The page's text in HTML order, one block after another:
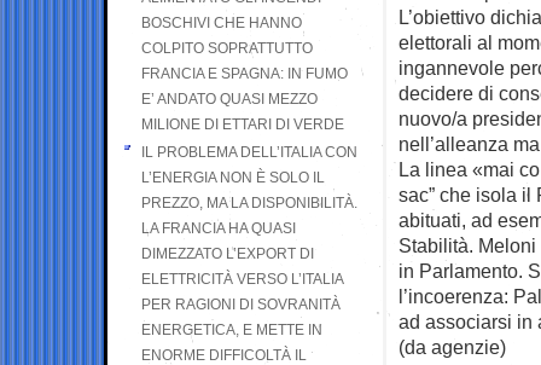
L’obiettivo
elettorali al
ingannevole
decidere di
nuovo/a
nell’alleanza
La linea «mai
sac” che isola il
abituati, ad
Stabilità.
in Parlamento.
l’incoerenza:
ad associarsi in
(da agenzie)
BOSCHIVI CHE HANNO
COLPITO SOPRATTUTTO
FRANCIA E SPAGNA: IN FUMO
E’ ANDATO QUASI MEZZO
MILIONE DI ETTARI DI VERDE
IL PROBLEMA DELL’ITALIA CON
L’ENERGIA NON È SOLO IL
PREZZO, MA LA DISPONIBILITÀ.
LA FRANCIA HA QUASI
DIMEZZATO L’EXPORT DI
ELETTRICITÀ VERSO L’ITALIA
PER RAGIONI DI SOVRANITÀ
ENERGETICA, E METTE IN
ENORME DIFFICOLTÀ IL